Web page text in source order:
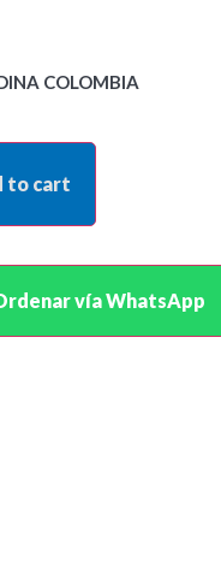
COLOMBIA
to cart
vía WhatsApp